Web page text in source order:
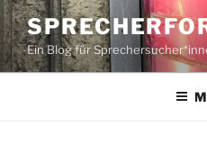
Zum
Inhalt
springenEin Blog für